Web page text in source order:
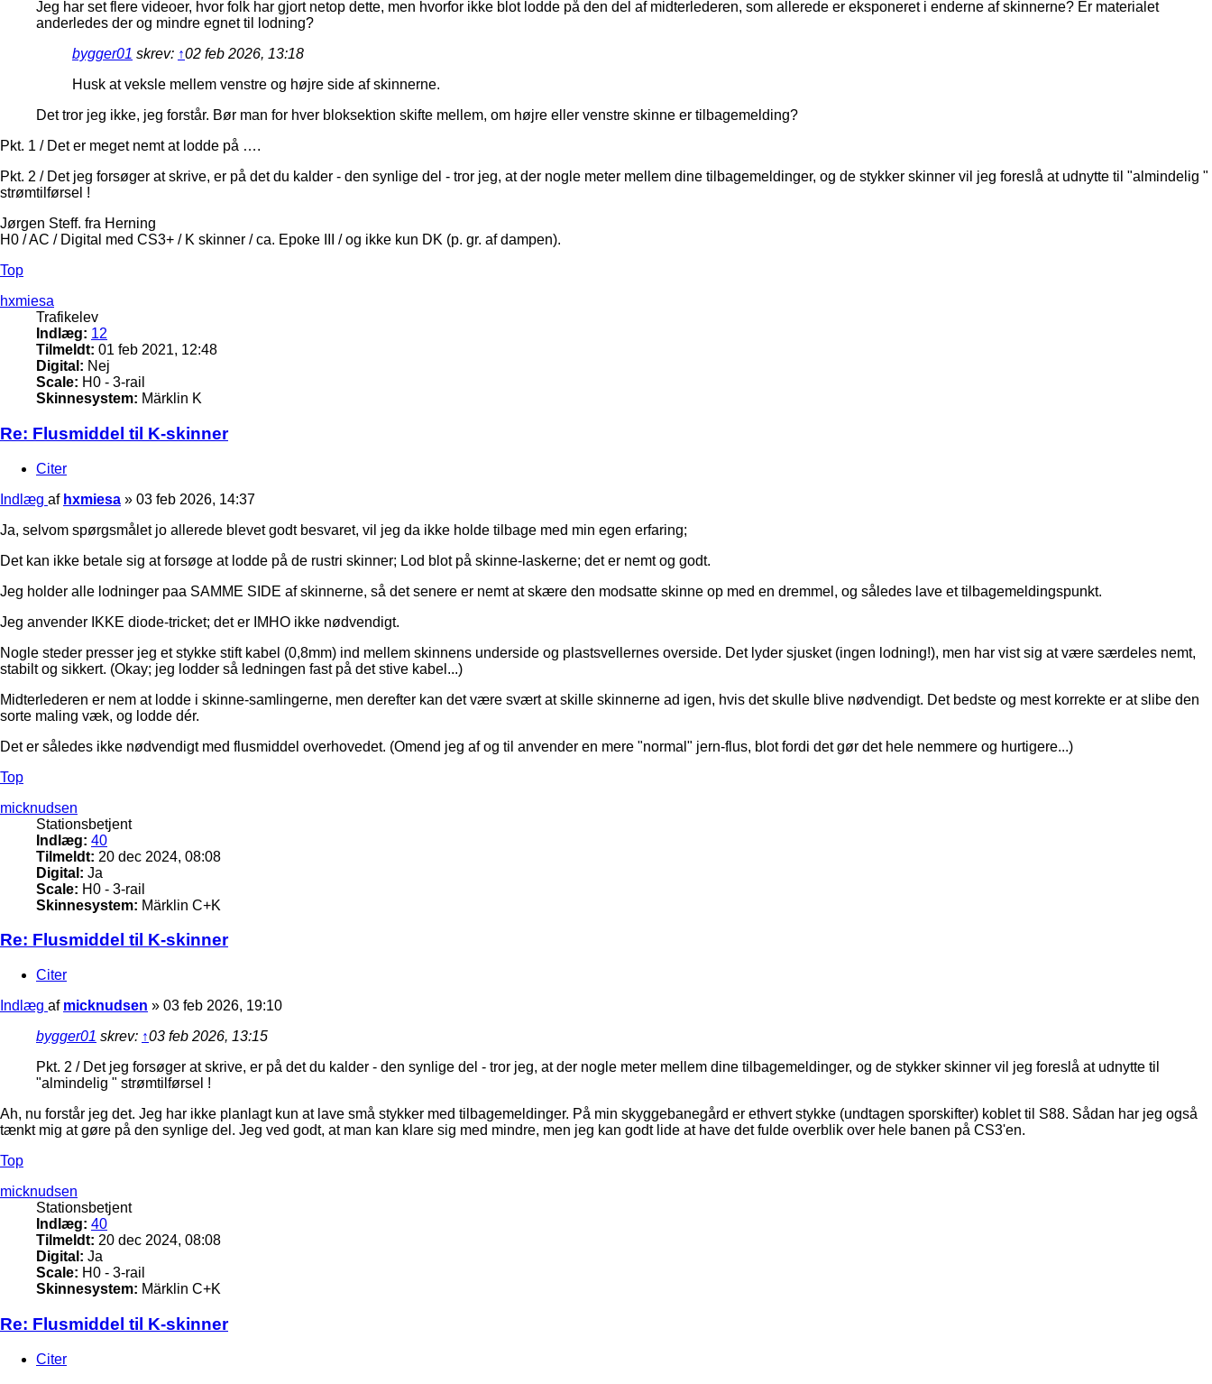
Jeg har set flere videoer, hvor folk har gjort netop dette, men hvorfor ikke blot lodde på den del af midterlederen, som allerede er eksponeret i enderne af skinnerne? Er materialet
anderledes der og mindre egnet til lodning?
bygger01 skrev: ↑02 feb 2026, 13:18
Husk at veksle mellem venstre og højre side af skinnerne.
Det tror jeg ikke, jeg forstår. Bør man for hver bloksektion skifte mellem, om højre eller venstre skinne er tilbagemelding?
Pkt. 1 / Det er meget nemt at lodde på ….
Pkt. 2 / Det jeg forsøger at skrive, er på det du kalder - den synlige del - tror jeg, at der nogle meter mellem dine tilbagemeldinger, og de stykker skinner vil jeg foreslå at udnytte til "almindelig "
strømtilførsel !
Jørgen Steff. fra Herning
H0 / AC / Digital med CS3+ / K skinner / ca. Epoke III / og ikke kun DK (p. gr. af dampen).
Top
hxmiesa
Trafikelev
Indlæg: 12
Tilmeldt: 01 feb 2021, 12:48
Digital: Nej
Scale: H0 - 3-rail
Skinnesystem: Märklin K
Re: Flusmiddel til K-skinner
Citer
Indlæg af hxmiesa » 03 feb 2026, 14:37
Ja, selvom spørgsmålet jo allerede blevet godt besvaret, vil jeg da ikke holde tilbage med min egen erfaring;
Det kan ikke betale sig at forsøge at lodde på de rustri skinner; Lod blot på skinne-laskerne; det er nemt og godt.
Jeg holder alle lodninger paa SAMME SIDE af skinnerne, så det senere er nemt at skære den modsatte skinne op med en dremmel, og således lave et tilbagemeldingspunkt.
Jeg anvender IKKE diode-tricket; det er IMHO ikke nødvendigt.
Nogle steder presser jeg et stykke stift kabel (0,8mm) ind mellem skinnens underside og plastsvellernes overside. Det lyder sjusket (ingen lodning!), men har vist sig at være særdeles nemt,
stabilt og sikkert. (Okay; jeg lodder så ledningen fast på det stive kabel...)
Midterlederen er nem at lodde i skinne-samlingerne, men derefter kan det være svært at skille skinnerne ad igen, hvis det skulle blive nødvendigt. Det bedste og mest korrekte er at slibe den
sorte maling væk, og lodde dér.
Det er således ikke nødvendigt med flusmiddel overhovedet. (Omend jeg af og til anvender en mere "normal" jern-flus, blot fordi det gør det hele nemmere og hurtigere...)
Top
micknudsen
Stationsbetjent
Indlæg: 40
Tilmeldt: 20 dec 2024, 08:08
Digital: Ja
Scale: H0 - 3-rail
Skinnesystem: Märklin C+K
Re: Flusmiddel til K-skinner
Citer
Indlæg af micknudsen » 03 feb 2026, 19:10
bygger01 skrev: ↑03 feb 2026, 13:15
Pkt. 2 / Det jeg forsøger at skrive, er på det du kalder - den synlige del - tror jeg, at der nogle meter mellem dine tilbagemeldinger, og de stykker skinner vil jeg foreslå at udnytte til
"almindelig " strømtilførsel !
Ah, nu forstår jeg det. Jeg har ikke planlagt kun at lave små stykker med tilbagemeldinger. På min skyggebanegård er ethvert stykke (undtagen sporskifter) koblet til S88. Sådan har jeg også
tænkt mig at gøre på den synlige del. Jeg ved godt, at man kan klare sig med mindre, men jeg kan godt lide at have det fulde overblik over hele banen på CS3'en.
Top
micknudsen
Stationsbetjent
Indlæg: 40
Tilmeldt: 20 dec 2024, 08:08
Digital: Ja
Scale: H0 - 3-rail
Skinnesystem: Märklin C+K
Re: Flusmiddel til K-skinner
Citer